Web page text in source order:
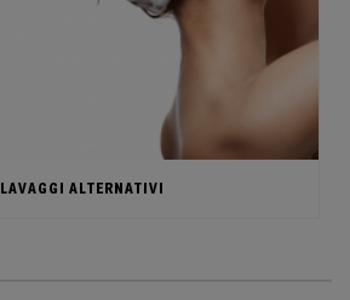
LAVAGGI ALTERNATIVI